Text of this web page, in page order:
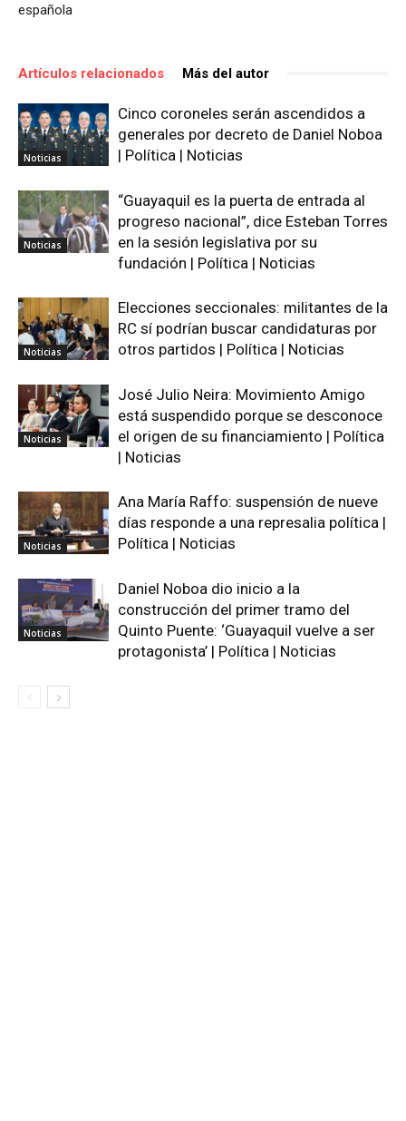
española
Artículos relacionados Más del autor
Noticias
Cinco coroneles serán ascendidos a
generales por decreto de Daniel Noboa
| Política | Noticias
Noticias
“Guayaquil es la puerta de entrada al
progreso nacional”, dice Esteban Torres
en la sesión legislativa por su
fundación | Política | Noticias
Noticias
Elecciones seccionales: militantes de la
RC sí podrían buscar candidaturas por
otros partidos | Política | Noticias
Noticias
José Julio Neira: Movimiento Amigo
está suspendido porque se desconoce
el origen de su financiamiento | Política
| Noticias
Noticias
Ana María Raffo: suspensión de nueve
días responde a una represalia política |
Política | Noticias
Noticias
Daniel Noboa dio inicio a la
construcción del primer tramo del
Quinto Puente: ‘Guayaquil vuelve a ser
protagonista’ | Política | Noticias